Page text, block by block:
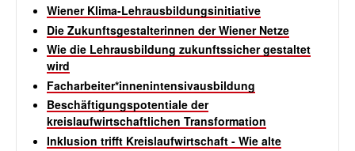
Wiener Klima-Lehrausbildungsinitiative
Die Zukunftsgestalterinnen der Wiener Netze
Wie die Lehrausbildung zukunftssicher gestaltet
wird
Facharbeiter*innenintensivausbildung
Beschäftigungspotentiale der
kreislaufwirtschaftlichen Transformation
Inklusion trifft Kreislaufwirtschaft - Wie alte